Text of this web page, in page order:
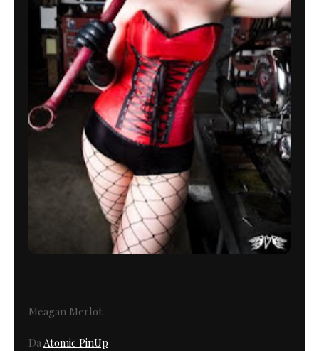
Meagan Merlot
DaAtomic PinUp